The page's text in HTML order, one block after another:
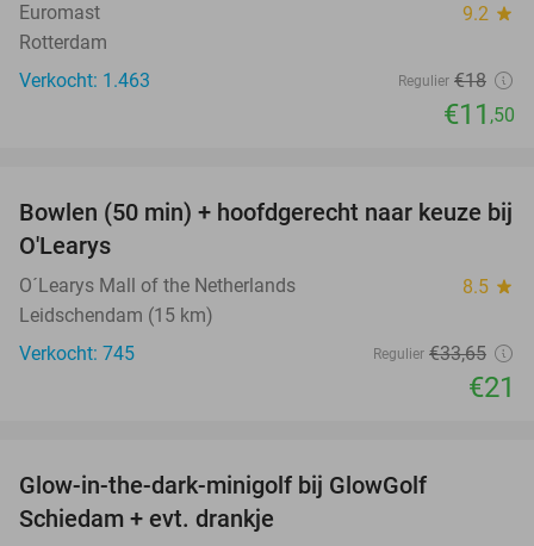
Euromast 9.2 star
Rotterdam
Verkocht: 1.463
Regulier €18
€11 ,50
38%
Bowlen (50 min) + hoofdgerecht naar keuze bij
O'Learys
O´Learys Mall of the Netherlands 8.5 star
Leidschendam (15 km)
Verkocht: 745
Regulier €33,65
€21
Glow-in-the-dark-minigolf bij GlowGolf
Schiedam + evt. drankje